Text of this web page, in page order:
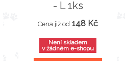
- L 1ks
Cena již od 148 Kč
Není skladem
v žádném e-shopu